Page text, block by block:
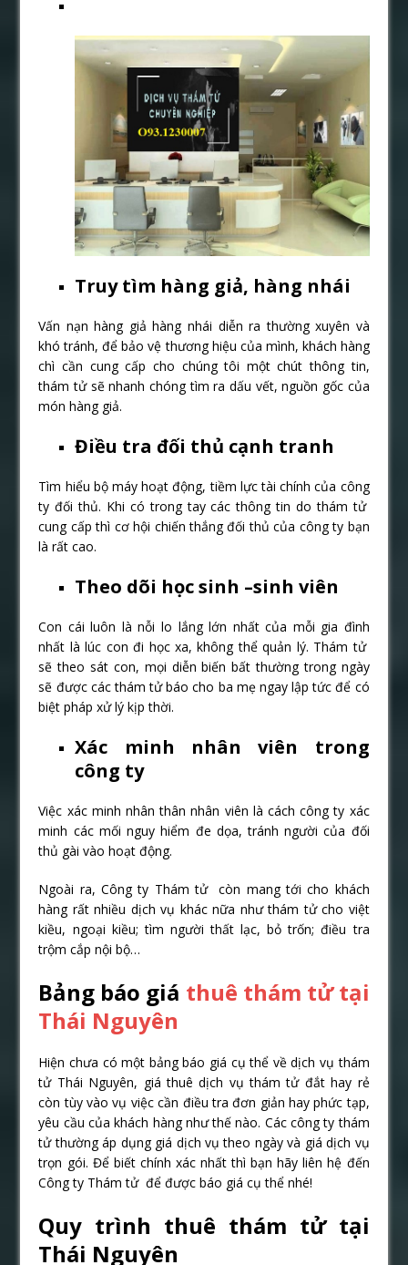
Truy tìm hàng giả, hàng nhái
Vấn nạn hàng giả hàng nhái diễn ra thường xuyên và
khó tránh, để bảo vệ thương hiệu của mình, khách hàng
chì cần cung cấp cho chúng tôi một chút thông tin,
thám tử sẽ nhanh chóng tìm ra dấu vết, nguồn gốc của
món hàng giả.
Điều tra đối thủ cạnh tranh
Tìm hiểu bộ máy hoạt động, tiềm lực tài chính của công
ty đối thủ. Khi có trong tay các thông tin do thám tử
cung cấp thì cơ hội chiến thắng đối thủ của công ty bạn
là rất cao.
Theo dõi học sinh –sinh viên
Con cái luôn là nỗi lo lắng lớn nhất của mỗi gia đình
nhất là lúc con đi học xa, không thể quản lý. Thám tử
sẽ theo sát con, mọi diễn biến bất thường trong ngày
sẽ được các thám tử báo cho ba mẹ ngay lập tức để có
biệt pháp xử lý kịp thời.
Xác minh nhân viên trong
công ty
Việc xác minh nhân thân nhân viên là cách công ty xác
minh các mối nguy hiểm đe dọa, tránh người của đối
thủ gài vào hoạt động.
Ngoài ra, Công ty Thám tử còn mang tới cho khách
hàng rất nhiều dịch vụ khác nữa như thám tử cho việt
kiều, ngoại kiều; tìm người thất lạc, bỏ trốn; điều tra
trộm cắp nội bộ…
Bảng báo giá thuê thám tử tại
Thái Nguyên
Hiện chưa có một bảng báo giá cụ thể về dịch vụ thám
tử Thái Nguyên, giá thuê dịch vụ thám tử đắt hay rẻ
còn tùy vào vụ việc cần điều tra đơn giản hay phức tạp,
yêu cầu của khách hàng như thế nào. Các công ty thám
tử thường áp dụng giá dịch vụ theo ngày và giá dịch vụ
trọn gói. Để biết chính xác nhất thì bạn hãy liên hệ đến
Công ty Thám tử để được báo giá cụ thể nhé!
Quy trình thuê thám tử tại
Thái Nguyên